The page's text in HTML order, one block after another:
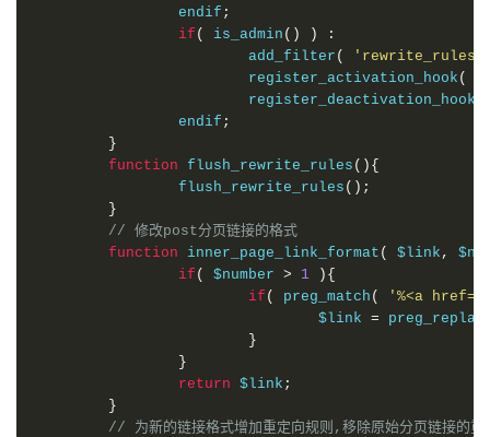
		endif
;
if ( is_admin () )
:
			add_filter
(
			register_activation_hook
(
			register_deactivation_hook
		endif
;
}
function flush_rewrite_rules (){
		flush_rewrite_rules
();
}
// 修改post分页链接的格式
function inner_page_link_format ( $link ,
if ( $number > 1
){
if ( preg_match (
'%<a
				$link
=
}
}
return $link ;
}
// 为新的链接格式增加重定向规则,移除原始分页链接的重